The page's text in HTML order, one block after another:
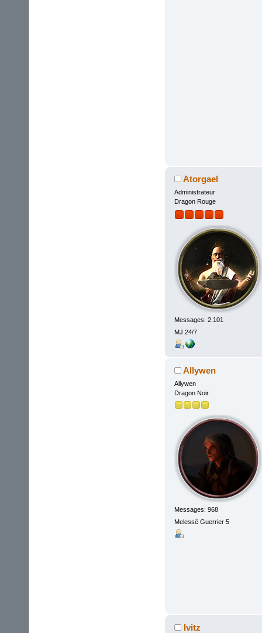
Atorgael
Administrateur
Dragon Rouge
Messages: 2.101
MJ 24/7
Allywen
Allywen
Dragon Noir
Messages: 968
Melessë Guerrier 5
Ivitz